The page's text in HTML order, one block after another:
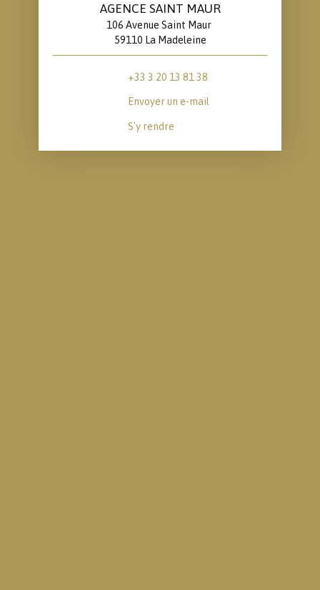
AGENCE SAINT MAUR
106 Avenue Saint Maur
59110 La Madeleine
+33 3 20 13 81 38
Envoyer un e-mail
S'y rendre